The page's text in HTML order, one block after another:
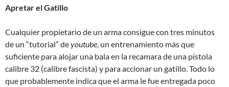
Apretar el Gatillo
Cualquier propietario de un arma consigue con tres minutos
de un “tutorial” deyoutube, un entrenamiento más que
suficiente para alojar una bala en la recamara de una pistola
calibre 32 (calibre fascista) y para accionar un gatillo. Todo lo
que probablemente indica que el arma le fue entregada poco